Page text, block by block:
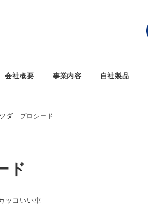
会社概要 事業内容 自社製品
ダ プロシード
ド
リー
ッコいい車